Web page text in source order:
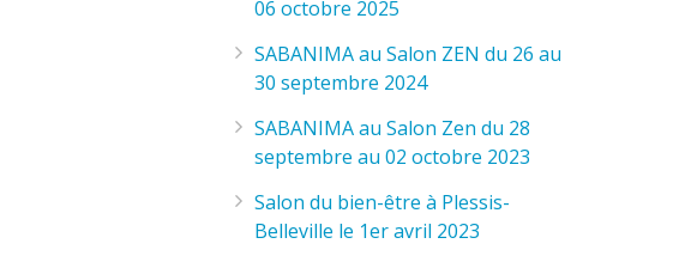
06 octobre 2025
SABANIMA au Salon ZEN du 26 au
30 septembre 2024
SABANIMA au Salon Zen du 28
septembre au 02 octobre 2023
Salon du bien-être à Plessis-
Belleville le 1er avril 2023